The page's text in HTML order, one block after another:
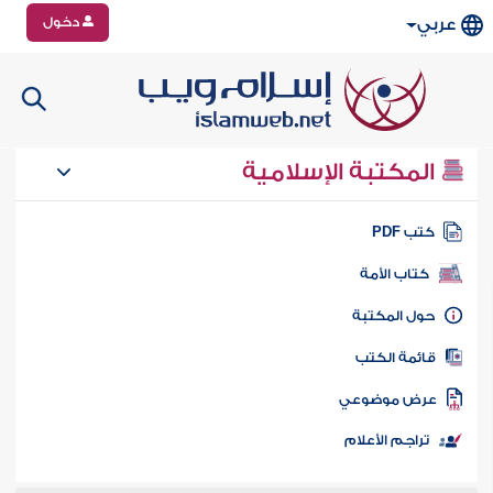
عربي دخول
المكتبة الإسلامية
كتب PDF
كتاب الأمة
المكتبة
الكتب
موضوعي